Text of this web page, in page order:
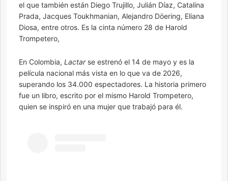
el que también están Diego Trujillo, Julián Díaz, Catalina
Prada, Jacques Toukhmanian, Alejandro Döering, Eliana
Diosa, entre otros. Es la cinta número 28 de Harold
Trompetero,
En Colombia, Lactarse estrenó el 14 de mayo y es la
película nacional más vista en lo que va de 2026,
superando los 34.000 espectadores. La historia primero
fue un libro, escrito por el mismo Harold Trompetero,
quien se inspiró en una mujer que trabajó para él.